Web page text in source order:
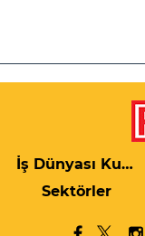
İş Dünyası Kulis
Sektörler